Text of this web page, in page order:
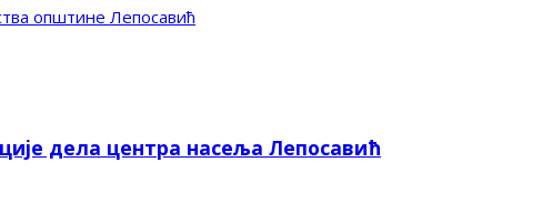
општине Лепосавић
дела центра насеља Лепосавић